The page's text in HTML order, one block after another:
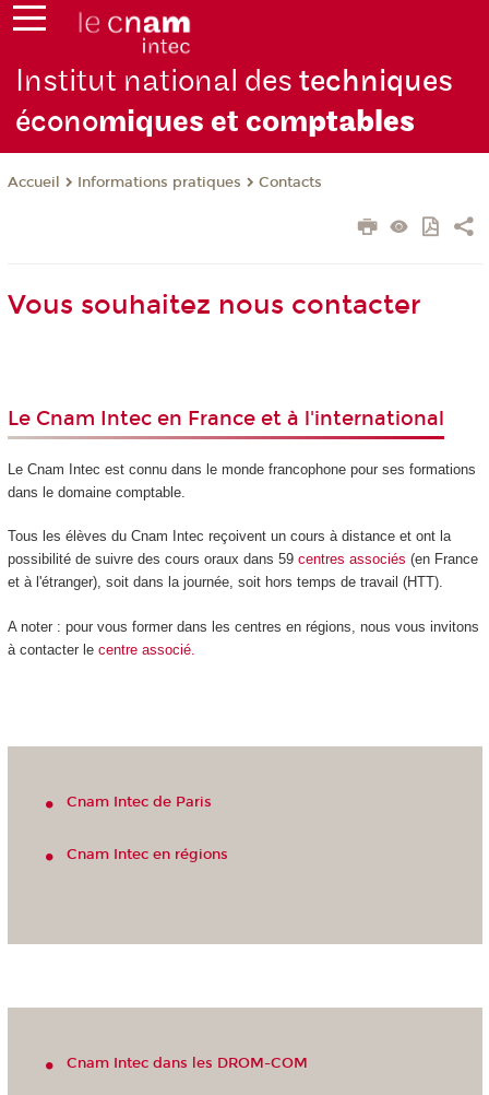
Institut national destechniques
économiques et comptables
Accueil Informations pratiques Contacts
Vous souhaitez nous contacter
Le Cnam Intec en France et à l'international
Le Cnam Intec est connu dans le monde francophone pour ses formations
dans le domaine comptable.
Tous les élèves du Cnam Intec reçoivent un cours à distance et ont la
possibilité de suivre des cours oraux dans 59 centres associés (en France
et à l'étranger), soit dans la journée, soit hors temps de travail (HTT).
A noter : pour vous former dans les centres en régions, nous vous invitons
à contacter le centre associé.
Cnam Intec de Paris
Cnam Intec en régions
Cnam Intec dans les DROM-COM